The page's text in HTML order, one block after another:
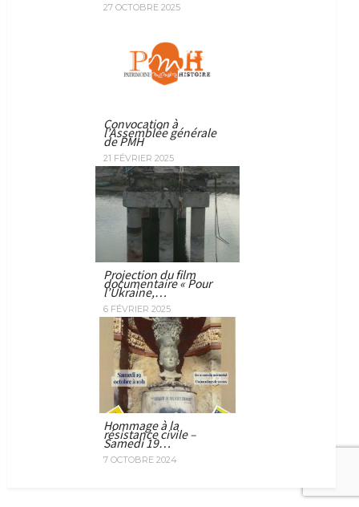
27 OCTOBRE 2025
Convocation à
l’Assemblée générale
de PMH
21 FÉVRIER 2025
Projection du film
documentaire « Pour
l’Ukraine,…
6 FÉVRIER 2025
Hommage à la
résistance civile –
Samedi 19…
7 OCTOBRE 2024